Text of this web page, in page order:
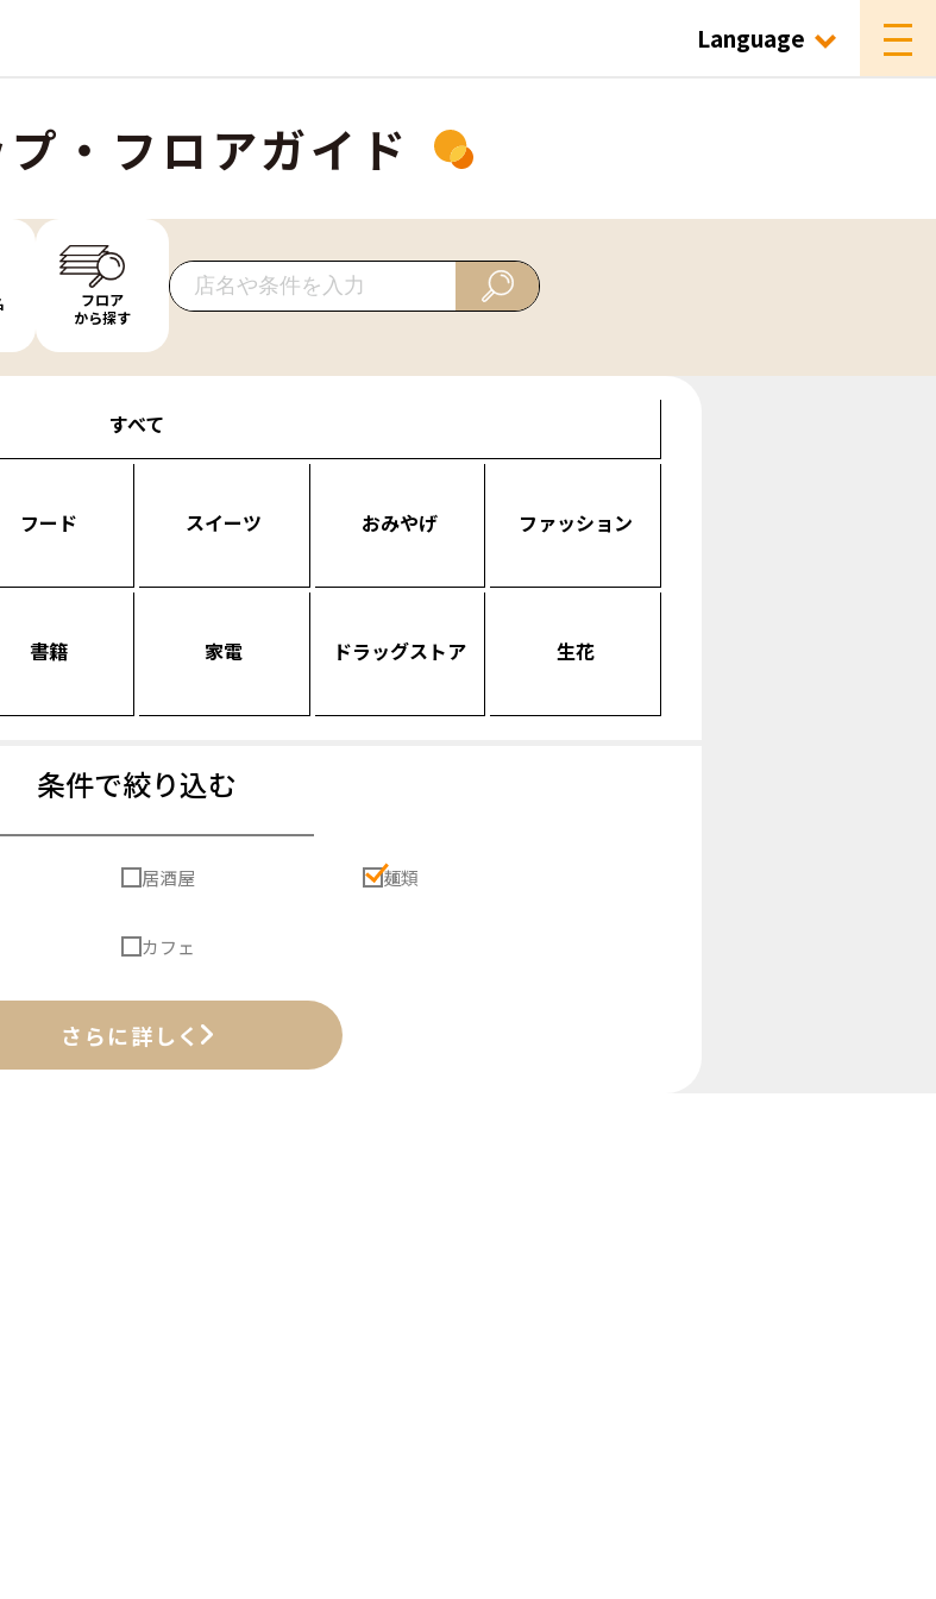
Language
・フロアガイド
フロア
から探す
すべて
フード スイーツ おみやげ ファッション
書籍 家電 ドラッグストア 生花
条件で絞り込む
居酒屋 麺類
カフェ
さらに詳しく